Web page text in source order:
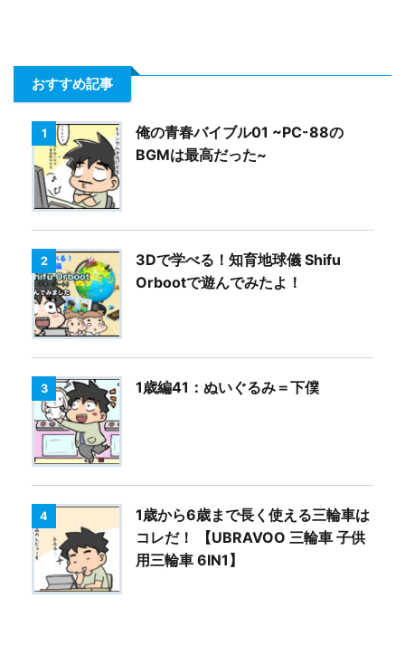
おすすめ記事
1
俺の青春バイブル01 ~PC-88の
BGMは最高だった~
2
3Dで学べる！知育地球儀 Shifu
Orbootで遊んでみたよ！
3 1歳編41：ぬいぐるみ＝下僕
4
1歳から6歳まで長く使える三輪車は
コレだ！ 【UBRAVOO 三輪車 子供
用三輪車 6IN1】